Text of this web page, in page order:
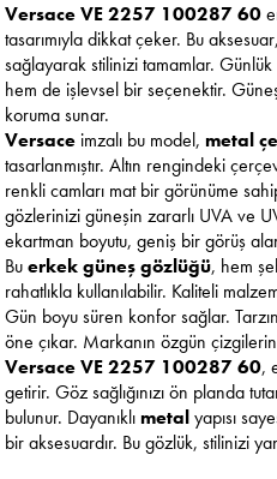
Versace VE 2257 100287 60
tasarımıyla dikkat çeker. Bu
sağlayarak stilinizi tamamlar.
hem de işlevsel bir seçenektir.
koruma sunar.
Versace imzalı bu model,metal
tasarlanmıştır. Altın rengindeki
renkli camları mat bir görünüme
gözlerinizi güneşin zararlı UVA ve
ekartman boyutu, geniş bir görüş
Buerkek güneş gözlüğü, hem
rahatlıkla kullanılabilir. Kaliteli
Gün boyu süren konfor sağlar.
öne çıkar. Markanın özgün
Versace VE 2257 100287 60,
getirir. Göz sağlığınızı ön planda
bulunur. Dayanıklımetalyapısı
bir aksesuardır. Bu gözlük, stilinizi